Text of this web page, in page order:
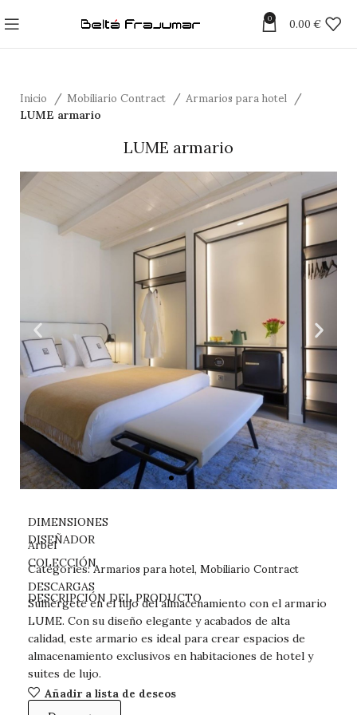
0 0.00 €
Inicio Mobiliario Contract Armarios para hotel
LUME armario
LUME armario
DESCRIPCIÓN DEL PRODUCTO
Sumérgete en el lujo del almacenamiento con el armario
LUME. Con su diseño elegante y acabados de alta
calidad, este armario es ideal para crear espacios de
almacenamiento exclusivos en habitaciones de hotel y
suites de lujo.
Añadir a lista de deseos
DIMENSIONES
DISEÑADOR
Arbel
COLECCIÓN
Categories:Armarios para hotel, Mobiliario Contract
DESCARGAS